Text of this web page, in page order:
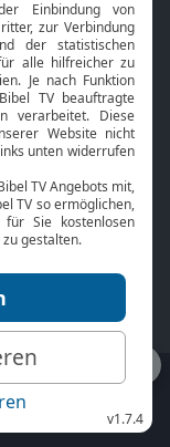
Online-Bibel
Gottesdienst